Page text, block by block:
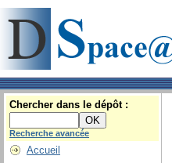
Chercher dans le dépôt :
Recherche avancée
Accueil